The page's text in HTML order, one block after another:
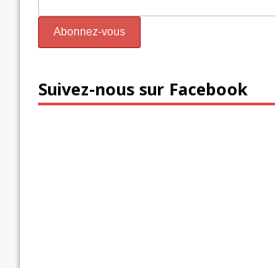
Suivez-nous sur Facebook